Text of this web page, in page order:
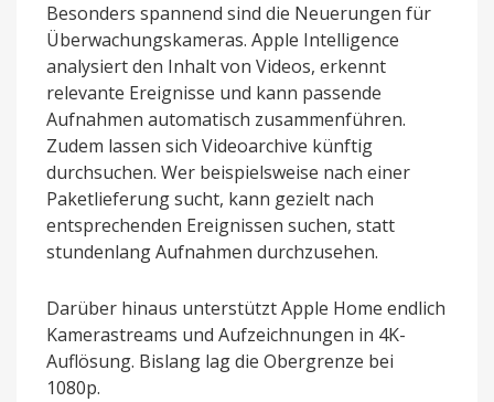
Besonders spannend sind die Neuerungen für
Überwachungskameras. Apple Intelligence
analysiert den Inhalt von Videos, erkennt
relevante Ereignisse und kann passende
Aufnahmen automatisch zusammenführen.
Zudem lassen sich Videoarchive künftig
durchsuchen. Wer beispielsweise nach einer
Paketlieferung sucht, kann gezielt nach
entsprechenden Ereignissen suchen, statt
stundenlang Aufnahmen durchzusehen.
Darüber hinaus unterstützt Apple Home endlich
Kamerastreams und Aufzeichnungen in 4K-
Auflösung. Bislang lag die Obergrenze bei
1080p.